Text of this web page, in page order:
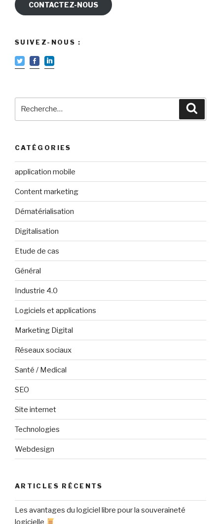
CONTACTEZ-NOUS
SUIVEZ-NOUS :
CATÉGORIES
application mobile
Content marketing
Dématérialisation
Digitalisation
Etude de cas
Général
Industrie 4.0
Logiciels et applications
Marketing Digital
Réseaux sociaux
Santé / Medical
SEO
Site internet
Technologies
Webdesign
ARTICLES RÉCENTS
Les avantages du logiciel libre pour la souveraineté
logicielle